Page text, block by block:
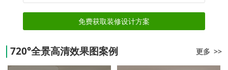
免费获取装修设计方案
720°全景高清效果图案例 更多 >>